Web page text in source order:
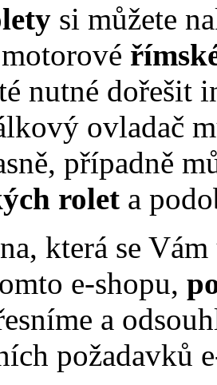
si můžete
nutné dořešit
ovladač
případně
rolet a
která se
e-shopu,
a
požadavků